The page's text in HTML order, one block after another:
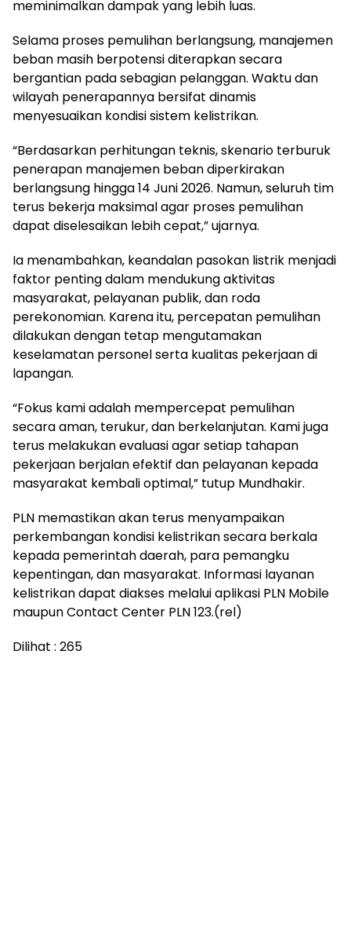
meminimalkan dampak yang lebih luas.
Selama proses pemulihan berlangsung, manajemen
beban masih berpotensi diterapkan secara
bergantian pada sebagian pelanggan. Waktu dan
wilayah penerapannya bersifat dinamis
menyesuaikan kondisi sistem kelistrikan.
“Berdasarkan perhitungan teknis, skenario terburuk
penerapan manajemen beban diperkirakan
berlangsung hingga 14 Juni 2026. Namun, seluruh tim
terus bekerja maksimal agar proses pemulihan
dapat diselesaikan lebih cepat,” ujarnya.
Ia menambahkan, keandalan pasokan listrik menjadi
faktor penting dalam mendukung aktivitas
masyarakat, pelayanan publik, dan roda
perekonomian. Karena itu, percepatan pemulihan
dilakukan dengan tetap mengutamakan
keselamatan personel serta kualitas pekerjaan di
lapangan.
“Fokus kami adalah mempercepat pemulihan
secara aman, terukur, dan berkelanjutan. Kami juga
terus melakukan evaluasi agar setiap tahapan
pekerjaan berjalan efektif dan pelayanan kepada
masyarakat kembali optimal,” tutup Mundhakir.
PLN memastikan akan terus menyampaikan
perkembangan kondisi kelistrikan secara berkala
kepada pemerintah daerah, para pemangku
kepentingan, dan masyarakat. Informasi layanan
kelistrikan dapat diakses melalui aplikasi PLN Mobile
maupun Contact Center PLN 123.(rel)
Dilihat : 265